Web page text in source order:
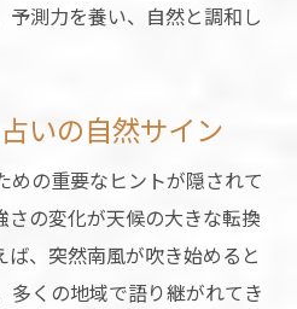
測力を養い、自然と調和し
いの自然サイン
めの重要なヒントが隠されて
さの変化が天候の大きな転換
、突然南風が吹き始めると
多くの地域で語り継がれてき